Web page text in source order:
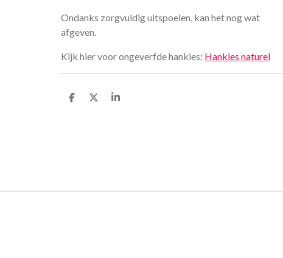
Ondanks zorgvuldig uitspoelen, kan het nog wat
afgeven.
Kijk hier voor ongeverfde hankies: Hankies naturel
D
D
S